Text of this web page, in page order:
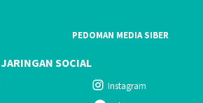
PEDOMAN MEDIA SIBER
JARINGAN SOCIAL
Instagram